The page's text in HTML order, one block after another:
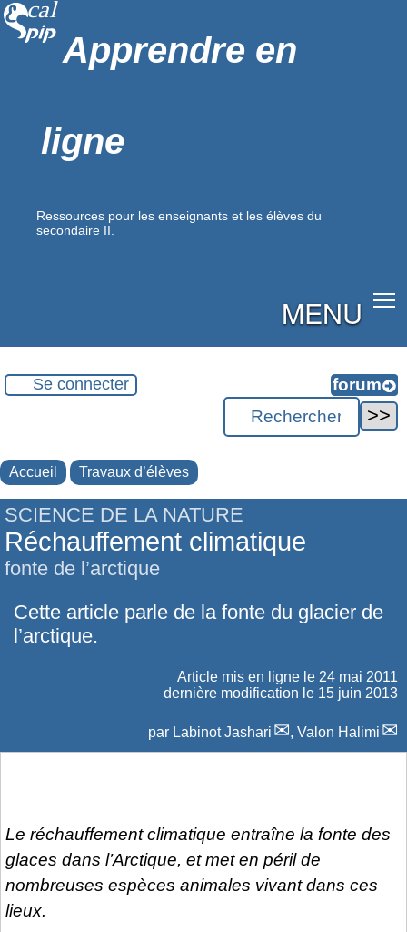
Apprendre en
ligne
Ressources pour les enseignants et les élèves du
secondaire II.
MENU
Se connecter
Accueil Travaux d’élèves
SCIENCE DE LA NATURE
Réchauffement climatique
fonte de l’arctique
Cette article parle de la fonte du glacier de
l’arctique.
Article mis en ligne le 24 mai 2011
dernière modification le 15 juin 2013
par Labinot Jashari , Valon Halimi
Le réchauffement climatique entraîne la fonte des
glaces dans l’Arctique, et met en péril de
nombreuses espèces animales vivant dans ces
lieux.